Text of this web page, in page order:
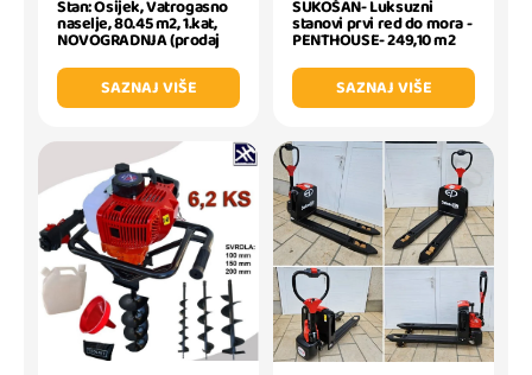
Stan: Osijek, Vatrogasno
naselje, 80.45 m2, 1.kat,
NOVOGRADNJA (prodaj
SAZNAJ VIŠE
SUKOŠAN- Luksuzni
stanovi prvi red do mora -
PENTHOUSE- 249,10 m2
SAZNAJ VIŠE